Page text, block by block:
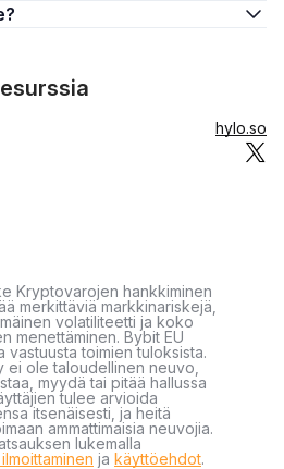
hylo.so
Kryptovarojen hankkiminen
merkittäviä markkinariskejä,
volatiliteetti ja koko
menettäminen. Bybit EU
vastuusta toimien tuloksista.
ei ole taloudellinen neuvo,
myydä tai pitää hallussa
tulee arvioida
itsenäisesti, ja heitä
ammattimaisia neuvojia.
lukemalla
ja käyttöehdot.